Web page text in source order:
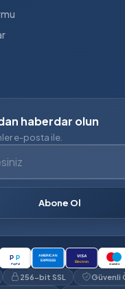
haberdar olun
e-posta ile.
Abone Ol
P P
PayPal
AMERICAN
EXPRESS
VISA
Electron
maestro
256-bit SSL
Güvenli